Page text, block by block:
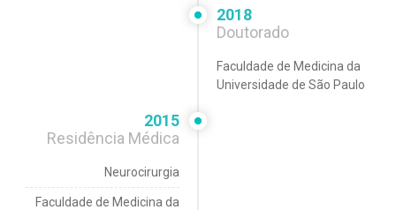
2018
Doutorado
Faculdade de Medicina da
Universidade de São Paulo
2015
Residência Médica
Neurocirurgia
Faculdade de Medicina da